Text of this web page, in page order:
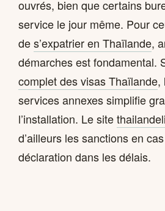
ouvrés, bien que certains
service le jour même. Pour
des’expatrier en Thaïlande,
démarches est fondamental.
complet des visas Thaïlande,
services annexes simplifie
l’installation. Le site
d’ailleurs les sanctions en
déclaration dans les délais.